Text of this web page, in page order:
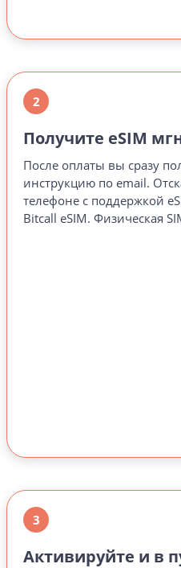
2
Получите eSIM
После оплаты вы сразу
инструкцию по email.
телефоне с поддержкой
Bitcall eSIM. Физическая
3
Активируйте и в